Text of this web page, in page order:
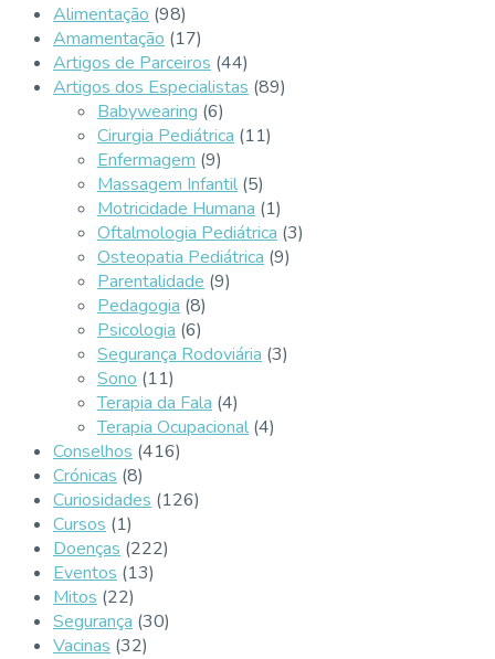
Alimentação (98)
Amamentação (17)
Artigos de Parceiros (44)
Artigos dos Especialistas (89)
Babywearing (6)
Cirurgia Pediátrica (11)
Enfermagem (9)
Massagem Infantil (5)
Motricidade Humana (1)
Oftalmologia Pediátrica (3)
Osteopatia Pediátrica (9)
Parentalidade (9)
Pedagogia (8)
Psicologia (6)
Segurança Rodoviária (3)
Sono (11)
Terapia da Fala (4)
Terapia Ocupacional (4)
Conselhos (416)
Crónicas (8)
Curiosidades (126)
Cursos (1)
Doenças (222)
Eventos (13)
Mitos (22)
Segurança (30)
Vacinas (32)